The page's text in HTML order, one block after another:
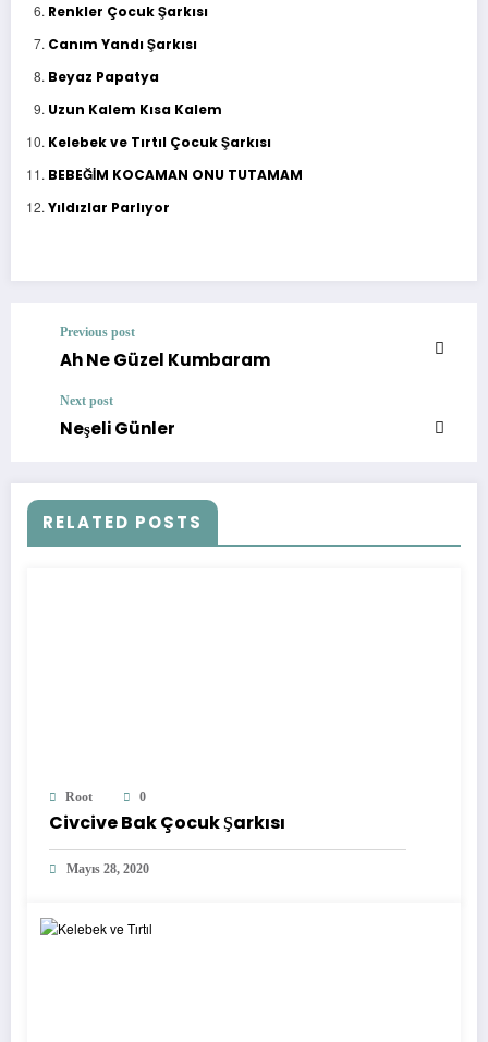
Renkler Çocuk Şarkısı
Canım Yandı Şarkısı
Beyaz Papatya
Uzun Kalem Kısa Kalem
Kelebek ve Tırtıl Çocuk Şarkısı
BEBEĞİM KOCAMAN ONU TUTAMAM
Yıldızlar Parlıyor
Previous post
Ah Ne Güzel Kumbaram
Next post
Neşeli Günler
RELATED POSTS
Root 0
Civcive Bak Çocuk Şarkısı
Mayıs 28, 2020